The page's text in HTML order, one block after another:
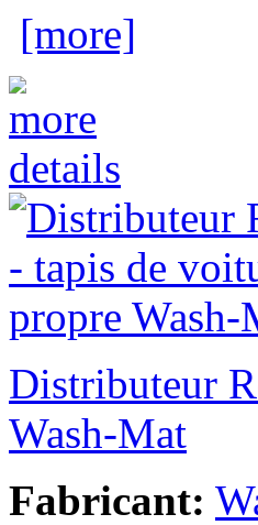
[more]
Distributeur
Wash-Mat
Fabricant: